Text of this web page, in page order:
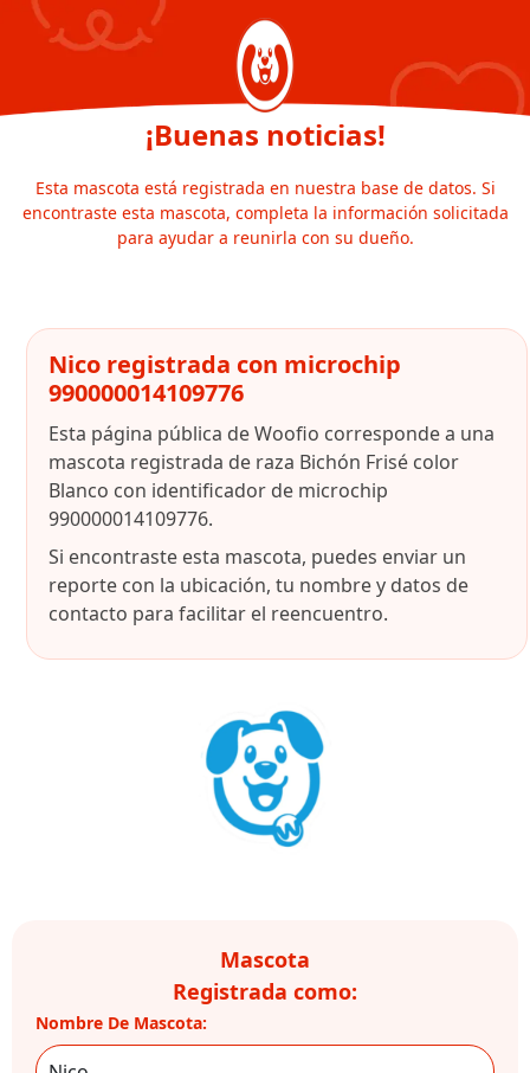
¡Buenas noticias!
Esta mascota está registrada en nuestra base de datos. Si
encontraste esta mascota, completa la información solicitada
para ayudar a reunirla con su dueño.
Nico registrada con microchip
990000014109776
Esta página pública de Woofio corresponde a una
mascota registrada de raza Bichón Frisé color
Blanco con identificador de microchip
990000014109776.
Si encontraste esta mascota, puedes enviar un
reporte con la ubicación, tu nombre y datos de
contacto para facilitar el reencuentro.
Mascota
Registrada como:
Nombre De Mascota: